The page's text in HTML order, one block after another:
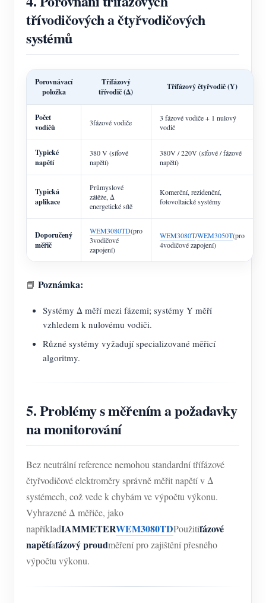
třívodičových a čtyřvodičových
systémů
Porovnávací
položka
Třífázový
třívodič (Δ)
Třífázový čtyřvodič (Y)
Počet
vodičů
3fázové vodiče
3 fázové vodiče + 1 nulový
vodič
Typické
napětí
380 V (síťové
napětí)
380V / 220V (síťové / fázové
napětí)
Typická
aplikace
Průmyslové
zátěže, Δ
energetické sítě
Komerční, rezidenční,
fotovoltaické systémy
Doporučený
měřič
WEM3080TD(pro
3vodičové
zapojení)
WEM3080T/WEM3050T(pro
4vodičové zapojení)
📘 Poznámka:
Systémy Δ měří mezi fázemi; systémy Y měří
vzhledem k nulovému vodiči.
Různé systémy vyžadují specializované měřicí
algoritmy.
5. Problémy s měřením a požadavky
na monitorování
Bez neutrální reference nemohou standardní třífázové
čtyřvodičové elektroměry správně měřit napětí v Δ
systémech, což vede k chybám ve výpočtu výkonu.
Vyhrazené Δ měřiče, jako
napříkladIAMMETERWEM3080TDPoužitífázové
napětíafázový proudměření pro zajištění přesného
výpočtu výkonu.